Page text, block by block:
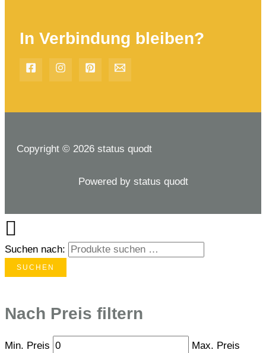
In Verbindung bleiben?
Copyright © 2026 status quodt
Powered by status quodt
Suchen nach:
SUCHEN
Nach Preis filtern
Min. Preis Max. Preis